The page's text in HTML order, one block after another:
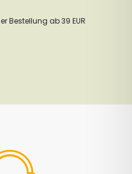
Bestellung ab 39 EUR